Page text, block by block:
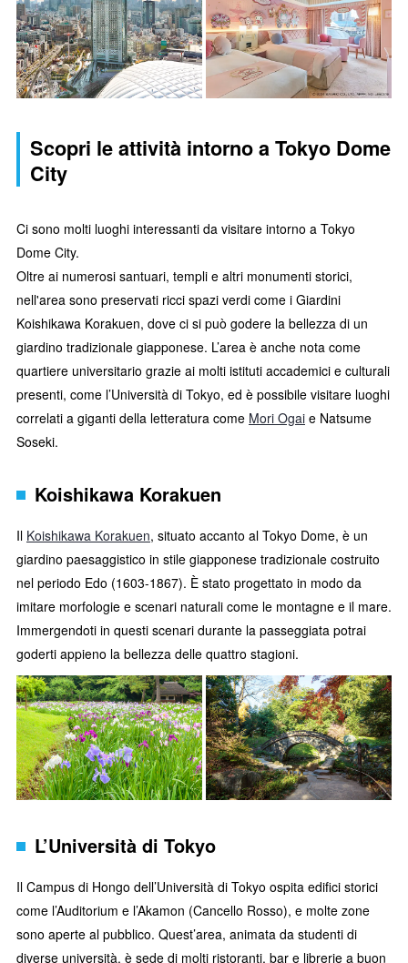
Scopri le attività intorno a Tokyo Dome
City
Ci sono molti luoghi interessanti da visitare intorno a Tokyo
Dome City.
Oltre ai numerosi santuari, templi e altri monumenti storici,
nell'area sono preservati ricci spazi verdi come i Giardini
Koishikawa Korakuen, dove ci si può godere la bellezza di un
giardino tradizionale giapponese. L’area è anche nota come
quartiere universitario grazie ai molti istituti accademici e culturali
presenti, come l’Università di Tokyo, ed è possibile visitare luoghi
correlati a giganti della letteratura come Mori Ogai e Natsume
Soseki.
Koishikawa Korakuen
Il Koishikawa Korakuen, situato accanto al Tokyo Dome, è un
giardino paesaggistico in stile giapponese tradizionale costruito
nel periodo Edo (1603-1867). È stato progettato in modo da
imitare morfologie e scenari naturali come le montagne e il mare.
Immergendoti in questi scenari durante la passeggiata potrai
goderti appieno la bellezza delle quattro stagioni.
L’Università di Tokyo
Il Campus di Hongo dell’Università di Tokyo ospita edifici storici
come l’Auditorium e l’Akamon (Cancello Rosso), e molte zone
sono aperte al pubblico. Quest’area, animata da studenti di
diverse università, è sede di molti ristoranti, bar e librerie a buon